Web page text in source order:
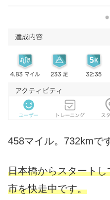
458マイル。732kmで
日本橋からスタートし
市を快走中です。